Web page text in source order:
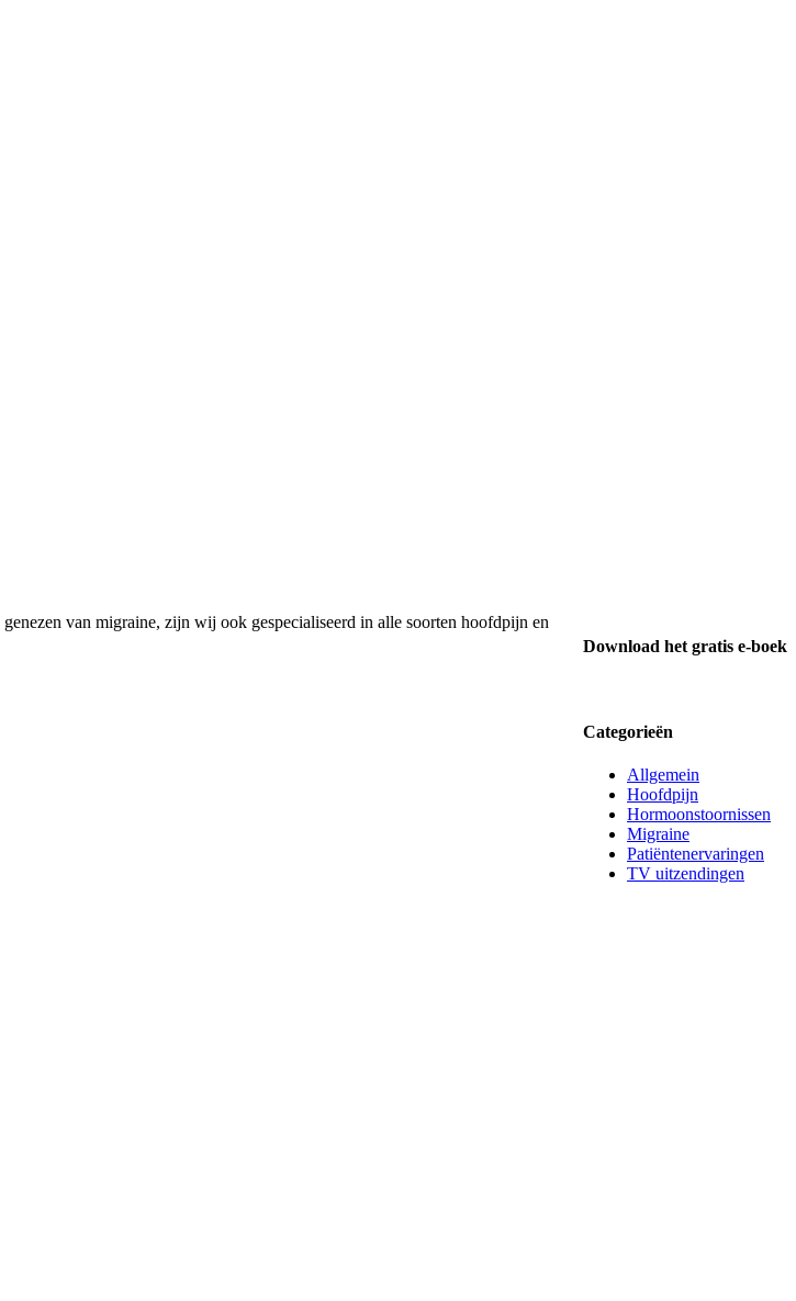
Download het gratis e-boek
Categorieën
Allgemein
Hoofdpijn
Hormoonstoornissen
Migraine
Patiëntenervaringen
TV uitzendingen
van migraine, zijn wij ook gespecialiseerd in alle soorten hoofdpijn en